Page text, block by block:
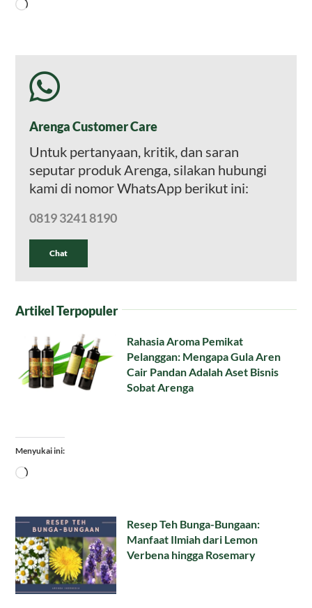
Memuat...
Arenga Customer Care
Untuk pertanyaan, kritik, dan saran
seputar produk Arenga, silakan hubungi
kami di nomor WhatsApp berikut ini:
0819 3241 8190
Chat
Artikel Terpopuler
Rahasia Aroma Pemikat
Pelanggan: Mengapa Gula Aren
Cair Pandan Adalah Aset Bisnis
Sobat Arenga
Menyukai ini:
Memuat...
Resep Teh Bunga-Bungaan:
Manfaat Ilmiah dari Lemon
Verbena hingga Rosemary